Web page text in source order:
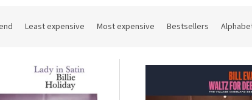
Least expensive Most expensive Bestsellers